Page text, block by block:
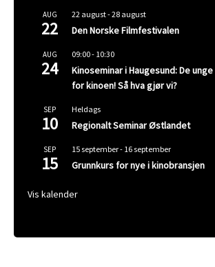
AUG
22
22 august-28 august
Den Norske Filmfestivalen
AUG
24
09:00- 10:30
Kinoseminar i Haugesund: De
for kinoen! Så hva gjør vi?
SEP
10
Heldags
Regionalt Seminar Østlandet
SEP
15
15 september- 16 september
Grunnkurs for nye i kinobransjen
Vis kalender